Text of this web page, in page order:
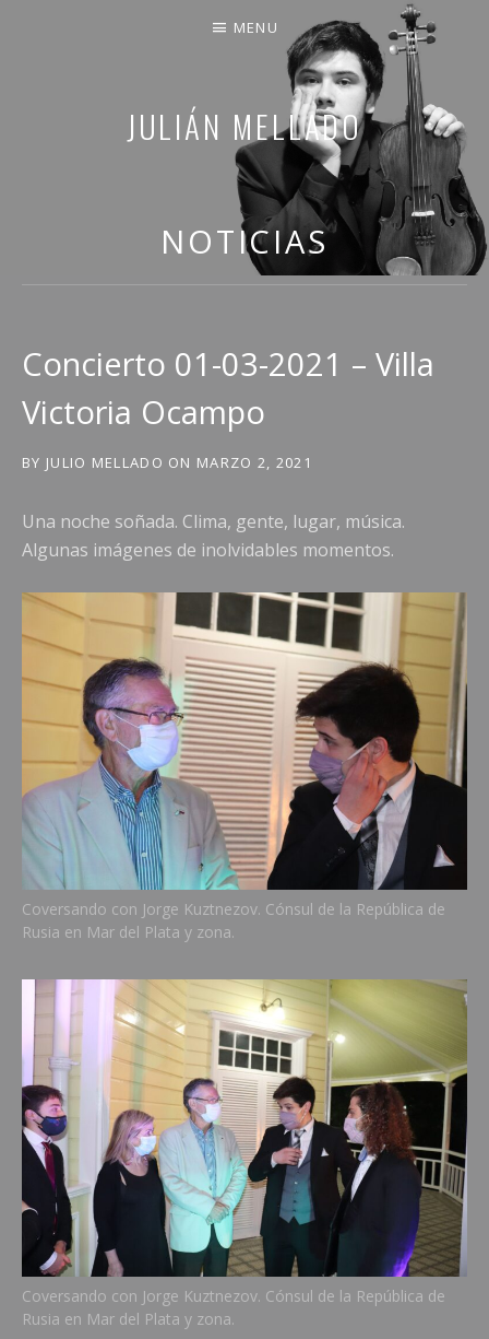
JULIÁN MELLADO
COMPARTO PARTE DE MI VIDA
MENU
NOTICIAS
Concierto 01-03-2021 – Villa
Victoria Ocampo
BY JULIO MELLADO ON MARZO 2, 2021
Una noche soñada. Clima, gente, lugar, música.
Algunas imágenes de inolvidables momentos.
Coversando con Jorge Kuztnezov. Cónsul de la República de
Rusia en Mar del Plata y zona.
Coversando con Jorge Kuztnezov. Cónsul de la República de
Rusia en Mar del Plata y zona.